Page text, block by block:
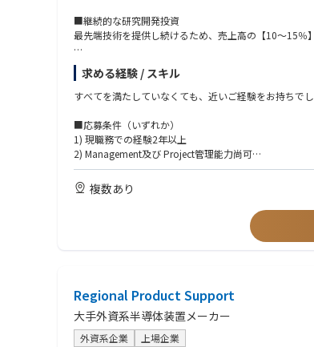
顧客の生産性改善や新技術導入支援
■継続的な研究開発投資
最先端技術を提供し続けるため、売上高の【10～15％
■業務内容
•半導体製造装置（CVD又はEtch又はClean）の仕様決
•顧客からの要求仕様と出荷装置仕様との整合をとる作
•装置の仕様書および設計図書の作成
•国内手配品の選定、予算の立案、購入および予算管理
•搬入および機器接続作業の管理業務
• 出張比率：通常は0~5%
■当社特徴：
半導体製造装置において圧倒的な技術力と装置性能
業へと導いたもの、それは、お客様のニーズにマッ
アイデアや意見を尊重し、チームとしてひとつの目
求める経験 / スキル
すべてを満たしていなくても、近いご経験をお持ちで
■応募条件（いずれか）
1) 現職務での経験2年以上
2) Management及び Project管理能力尚可
3) 部署・年齢など壁なく積極的に国内(社内外)及び海
4) お互いを尊重するチームワークを持つ方
5) ⾃分から積極的に⾏動できる方
4) 会社の経営方針等を理解し、実践できる方
5) ラム装置の知識をお持ちの方尚可
6) 部署・年齢など壁なく積極的に国内(社内外)及び海外
7) 英語コミュニケーションスキル（目安TOEIC 500点以
複数あり
Regional Product Support
大手外資系半導体装置メーカー
外資系企業 上場企業